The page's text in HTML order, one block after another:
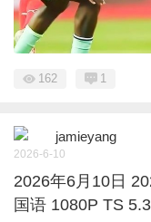
162 1
jamieyang
2026-6-10
2026年6月10日
国语 1080P TS